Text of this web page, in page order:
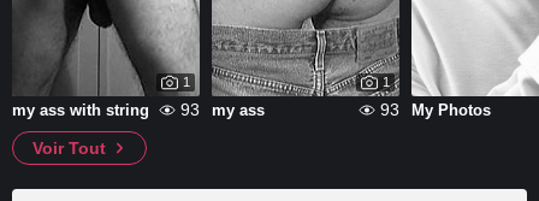
1
my ass with string 93
1
my ass 93 My Photos
Voir Tout